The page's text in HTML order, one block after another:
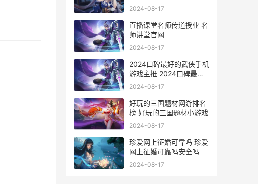
游戏bug
2024-08-17
直播课堂名师传道授业 名
师讲堂官网
2024-08-17
2024口碑最好的武侠手机
游戏主推 2024口碑最好
的十款千元手机
2024-08-17
好玩的三国题材网游排名
榜 好玩的三国题材小游戏
2024-08-17
珍爱网上征婚可靠吗 珍爱
网上征婚可靠吗安全吗
2024-08-17